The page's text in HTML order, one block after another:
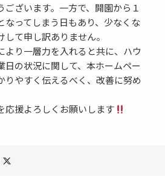
ございます。一方で、開園から１
なってしまう日もあり、少なくな
て申し訳ありません。
より一層力を入れると共に、ハウ
日の状況に関して、本ホームペー
りやすく伝えるべく、改善に努め
応援よろしくお願いします